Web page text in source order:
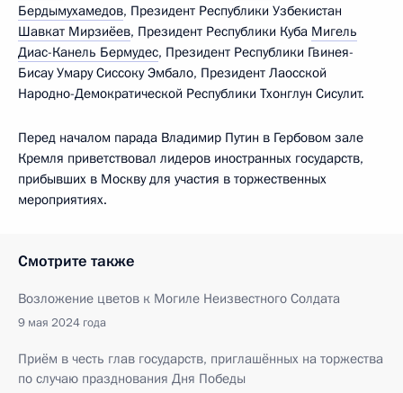
Бердымухамедов, Президент Республики Узбекистан
Шавкат Мирзиёев, Президент Республики Куба Мигель
Диас-Канель Бермудес, Президент Республики Гвинея-
Бисау Умару Сиссоку Эмбало, Президент Лаосской
Народно-Демократической Республики Тхонглун Сисулит.
Перед началом парада Владимир Путин в Гербовом зале
Кремля приветствовал лидеров иностранных государств,
прибывших в Москву для участия в торжественных
мероприятиях.
Смотрите также
Возложение цветов к Могиле Неизвестного Солдата
9 мая 2024 года
Приём в честь глав государств, приглашённых на торжества
по случаю празднования Дня Победы